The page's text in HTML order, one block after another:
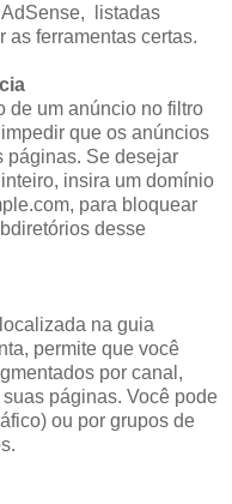
listadas
as ferramentas certas.
de um anúncio no filtro
que os anúncios
páginas. Se desejar
insira um domínio
para bloquear
desse
na guia
permite que você
por canal,
páginas. Você pode
ou por grupos de